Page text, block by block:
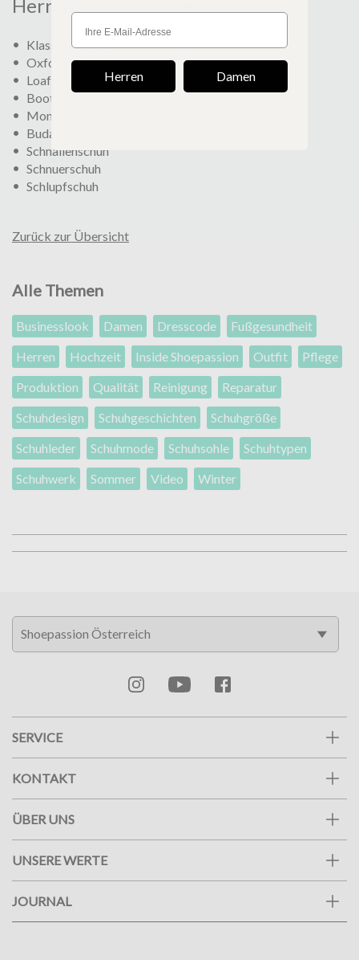
Herrenschuhmodelle
Klassifizierung
Oxford
Loafer
Bootsschuh
Monkstrap
Budapester
Schnallenschuh
Schnuerschuh
Schlupfschuh
Zurück zur Übersicht
Alle Themen
Businesslook Damen Dresscode
Fußgesundheit
Herren
Hochzeit Inside Shoepassion Outfit
Pflege
Produktion
Qualität Reinigung
Reparatur
Schuhdesign
Schuhgeschichten
Schuhgröße
Schuhleder
Schuhmode Schuhsohle
Schuhtypen
Schuhwerk
Sommer Video Winter
SERVICE
KONTAKT
ÜBER UNS
UNSERE WERTE
JOURNAL
Herren Damen